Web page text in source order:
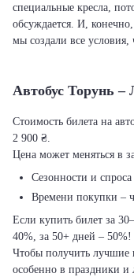
специальные кресла,
обсуждается. И,
мы создали все
Автобус Торунь –
Стоимость билета на
2 900 ₴.
Цена может меняться в
Сезонности и
Времени покупки –
Если купить билет за
40%, за 50+ дней – 50%!
Чтобы получить лучшие
особенно в праздники и